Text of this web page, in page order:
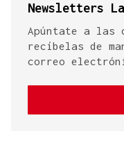
Newsletters
Apúntate a las
recíbelas de
correo